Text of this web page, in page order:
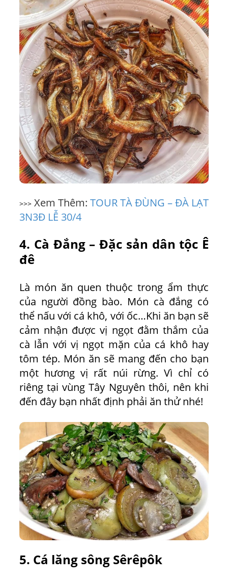
>>> Xem Thêm: TOUR TÀ ĐÙNG – ĐÀ LẠT
3N3Đ LỄ 30/4
4. Cà Đắng – Đặc sản dân tộc Ê
đê
Là món ăn quen thuộc trong ẩm thực
của người đồng bào. Món cà đắng có
thể nấu với cá khô, với ốc…Khi ăn bạn sẽ
cảm nhận được vị ngọt đằm thắm của
cà lẫn với vị ngọt mặn của cá khô hay
tôm tép. Món ăn sẽ mang đến cho bạn
một hương vị rất núi rừng. Vì chỉ có
riêng tại vùng Tây Nguyên thôi, nên khi
đến đây bạn nhất định phải ăn thử nhé!
5. Cá lăng sông Sêrêpôk